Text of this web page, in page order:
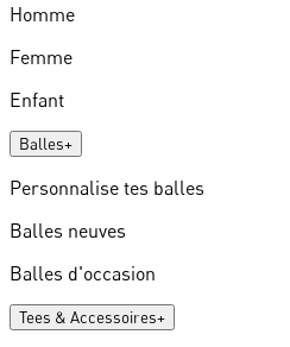
Homme
Femme
Enfant
Balles+
Personnalise tes balles
Balles neuves
Balles d'occasion
Tees & Accessoires+